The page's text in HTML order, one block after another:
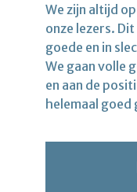
We zijn altijd
onze lezers.
goede en in
We gaan volle
en aan de
helemaal goed